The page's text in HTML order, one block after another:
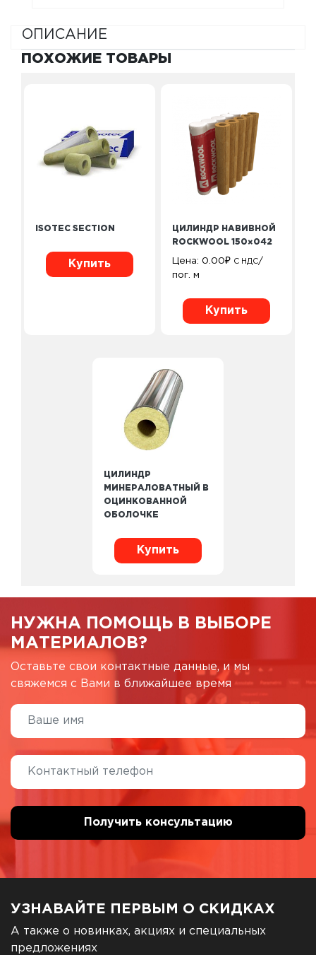
ОПИСАНИЕ
ПОХОЖИЕ ТОВАРЫ
ISOTEC SECTION
Купить
ЦИЛИНДР НАВИВНОЙ
ROCKWOOL 150×042
Цена: 0.00₽ С НДС/
пог. м
Купить
ЦИЛИНДР
МИНЕРАЛОВАТНЫЙ В
ОЦИНКОВАННОЙ
ОБОЛОЧКЕ
Купить
НУЖНА ПОМОЩЬ В ВЫБОРЕ
МАТЕРИАЛОВ?
Оставьте свои контактные данные, и мы
свяжемся с Вами в ближайшее время
УЗНАВАЙТЕ ПЕРВЫМ О СКИДКАХ
А также о новинках, акциях и специальных
предложениях